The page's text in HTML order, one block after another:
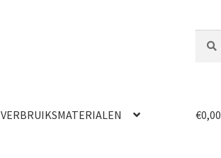
naar:
VERBRUIKSMATERIALEN €0,00